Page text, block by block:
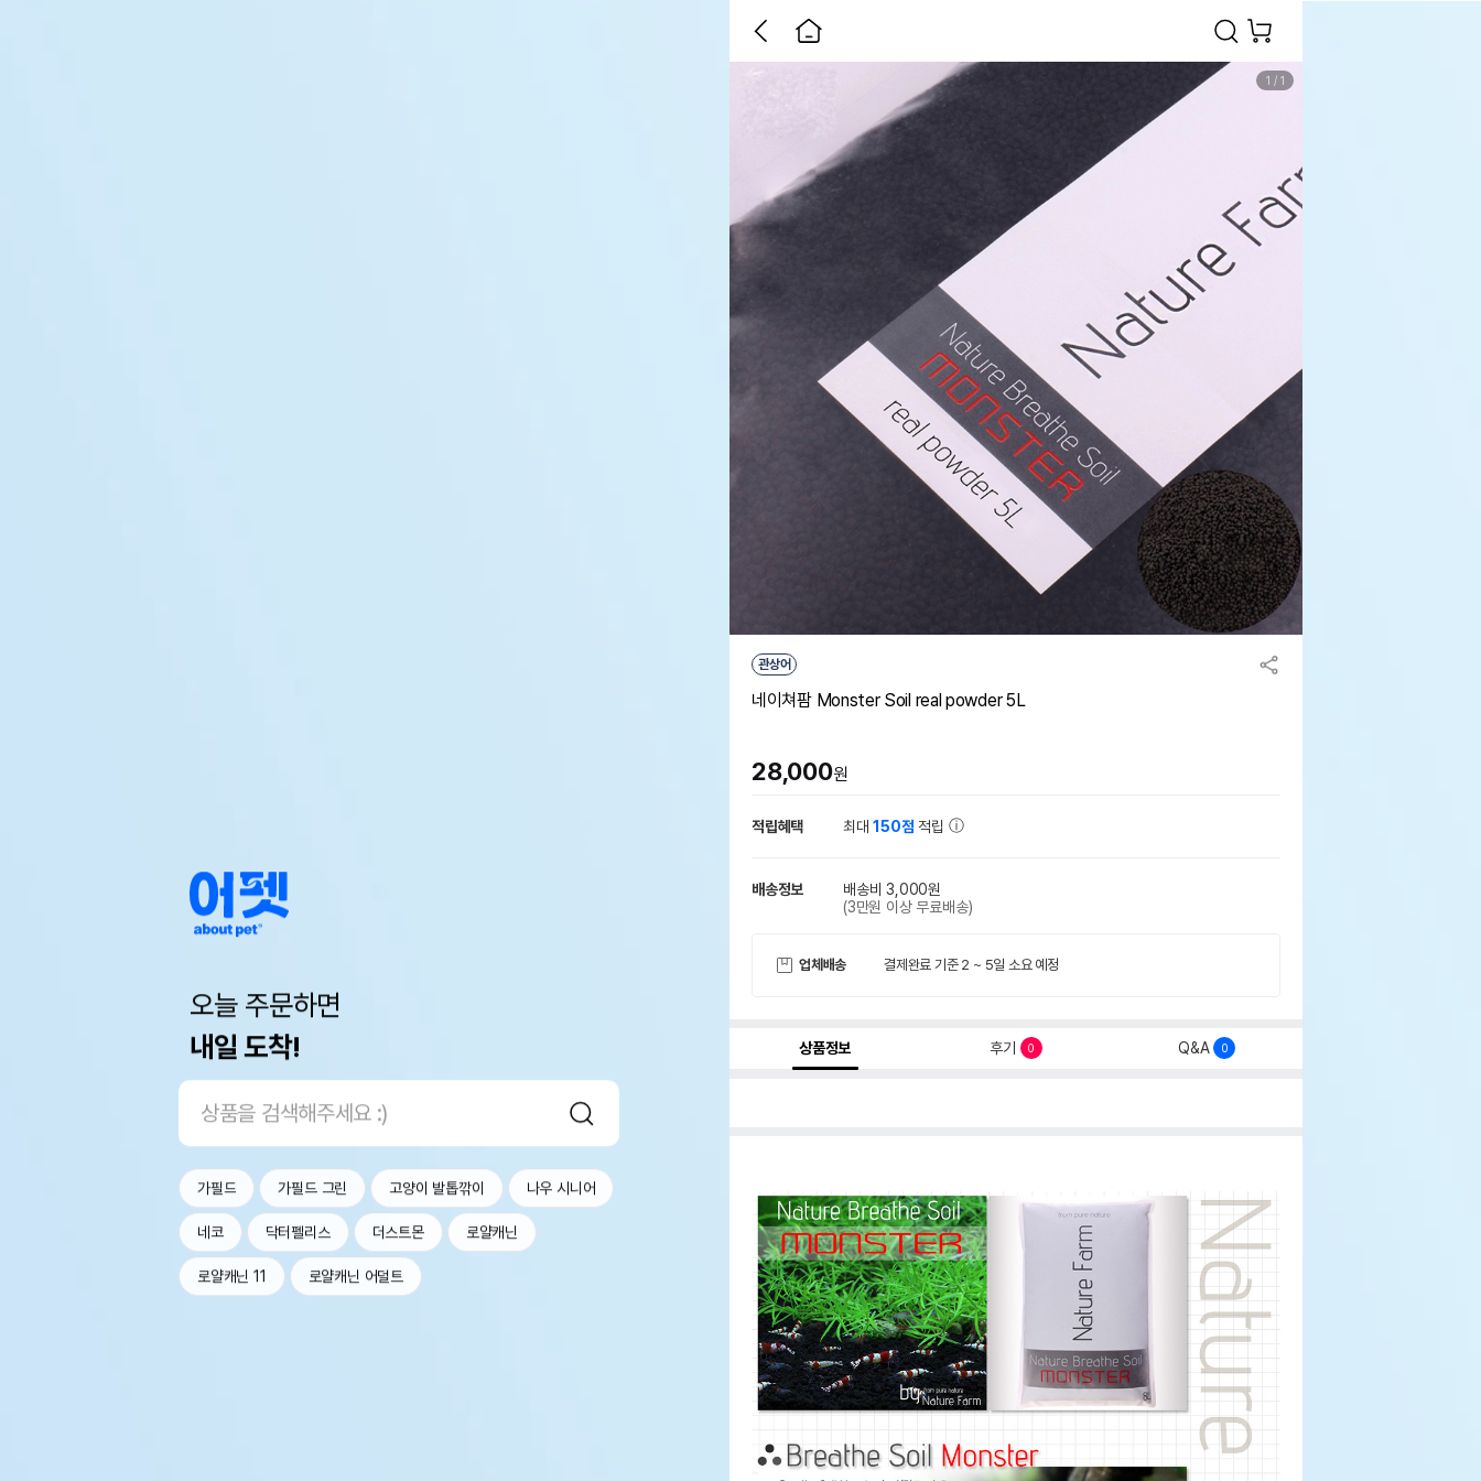
오늘 주문하면
내일 도착!
가필드 가필드 그린 고양이 발톱깎이 나우 시니어
네코 닥터펠리스 더스트몬 로얄캐닌
로얄캐닌 11 로얄캐닌 어덜트
1 / 1
관상어
네이쳐팜 Monster Soil real powder 5L
28,000원
적립혜택 최대150점 적립
배송정보
배송비 3,000원
(3만원 이상 무료배송)
업체배송 결제완료 기준 2 ~ 5일 소요 예정
상품정보 후기 0 Q&A 0